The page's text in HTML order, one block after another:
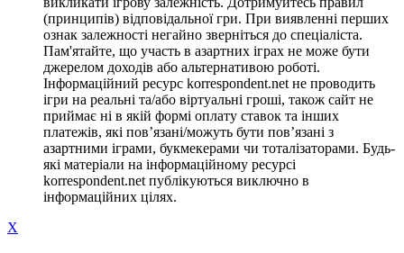
(принципів) відповідальної гри. При виявленні перших
ознак залежності негайно зверніться до спеціаліста.
Пам'ятайте, що участь в азартних іграх не може бути
джерелом доходів або альтернативою роботі.
Інформаційний ресурс korrespondent.net не проводить
ігри на реальні та/або віртуальні гроші, також сайт не
приймає ні в якій формі оплату ставок та інших
платежів, які пов’язані/можуть бути пов’язані з
азартними іграми, букмекерами чи тоталізаторами. Будь-
які матеріали на інформаційному ресурсі
korrespondent.net публікуються виключно в
інформаційних цілях.
X